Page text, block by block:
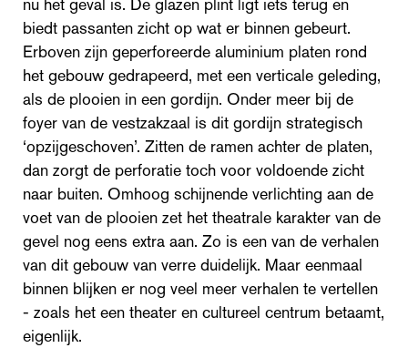
nu het geval is. De glazen plint ligt iets terug en
biedt passanten zicht op wat er binnen gebeurt.
Erboven zijn geperforeerde aluminium platen rond
het gebouw gedrapeerd, met een verticale geleding,
als de plooien in een gordijn. Onder meer bij de
foyer van de vestzakzaal is dit gordijn strategisch
‘opzijgeschoven’. Zitten de ramen achter de platen,
dan zorgt de perforatie toch voor voldoende zicht
naar buiten. Omhoog schijnende verlichting aan de
voet van de plooien zet het theatrale karakter van de
gevel nog eens extra aan. Zo is een van de verhalen
van dit gebouw van verre duidelijk. Maar eenmaal
binnen blijken er nog veel meer verhalen te vertellen
- zoals het een theater en cultureel centrum betaamt,
eigenlijk.